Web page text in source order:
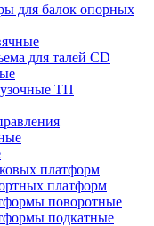
для балок опорных
для талей CD
ТП
платформ
платформ
поворотные
подкатные